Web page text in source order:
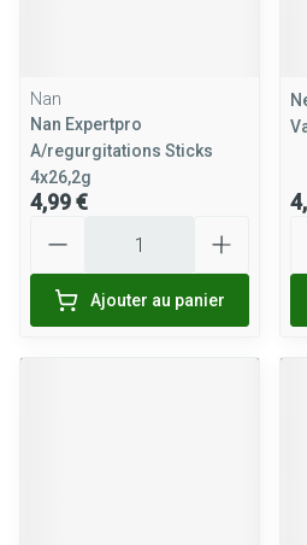
Nan
Nan Expertpro
A/regurgitations Sticks
4x26,2g
4,99 €
Ajouter au panier